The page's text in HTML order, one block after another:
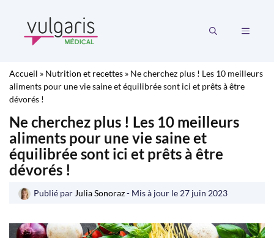
contenu
MENU
Accueil » Nutrition et recettes » Ne cherchez plus ! Les 10 meilleurs
aliments pour une vie saine et équilibrée sont ici et prêts à être
dévorés !
Ne cherchez plus ! Les 10 meilleurs
aliments pour une vie saine et
équilibrée sont ici et prêts à être
dévorés !
Publié par Julia Sonoraz- Mis à jour le 27 juin 2023